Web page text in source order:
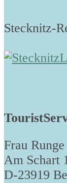
Stecknitz-
Frau Runge
Am Schart
D-23919